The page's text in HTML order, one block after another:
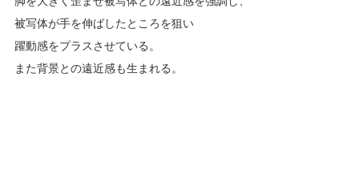
被写体が手を伸ばしたところを狙い
躍動感をプラスさせている。
また背景との遠近感も生まれる。